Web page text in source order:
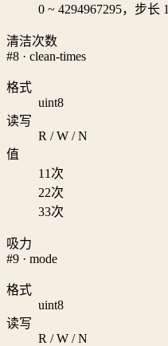
0 ~ 4294967295，步长 1
清洁次数
#8 · clean-times
格式
uint8
读写
R / W / N
值
1 1次
22次
33次
吸力
#9 · mode
格式
uint8
读写
R / W / N